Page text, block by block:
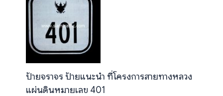
ป้ายจราจร ป้ายแนะนำ ที่โครงการสายทางหลวง
แผ่นดินหมายเลข 401